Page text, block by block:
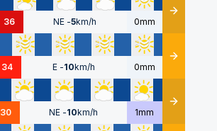
36 NE -5km/h 0mm Détails
34 E -10km/h 0mm Détails
30 NE -10km/h 1mm Détails